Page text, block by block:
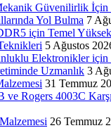
Güvenilirlik İçin
Yol Bulma 7
için Temel
5 Ağustos
Elektronikler için
Uzmanlık 3
31 Temmuz
ve Rogers 4003C
26 Temmuz